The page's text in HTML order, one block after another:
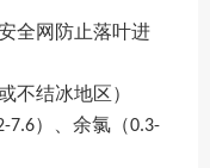
全网防止落叶进
不结冰地区）
7.6）、余氯（0.3-